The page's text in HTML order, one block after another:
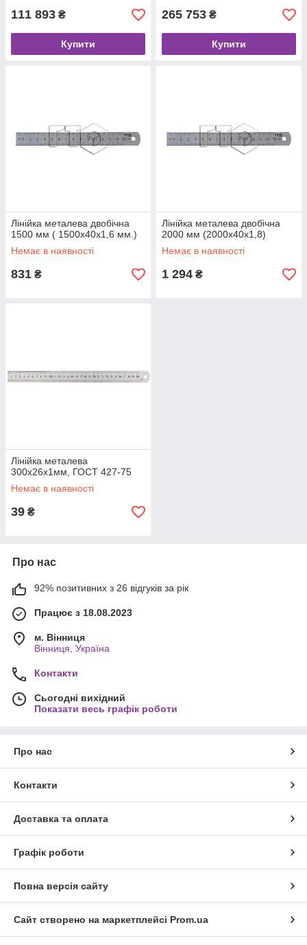
111 893 ₴
Купити
265 753 ₴
Купити
Лінійка металева двобічна
1500 мм ( 1500х40х1,6 мм.)
Немає в наявності
831 ₴
Лінійка металева двобічна
2000 мм (2000х40х1,8)
Немає в наявності
1 294 ₴
Лінійка металева
300х26х1мм, ГОСТ 427-75
Немає в наявності
39 ₴
Про нас
92% позитивних з 26 відгуків за рік
Працює з 18.08.2023
м. Вінниця
Вінниця, Україна
Контакти
Сьогодні вихідний
Показати весь графік роботи
Про нас
Контакти
Доставка та оплата
Графік роботи
Повна версія сайту
Сайт створено на маркетплейсі Prom.ua